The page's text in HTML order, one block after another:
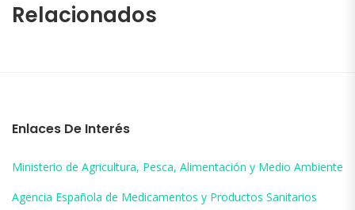
Relacionados
Enlaces De Interés
Ministerio de Agricultura, Pesca, Alimentación y Medio Ambiente
Agencia Española de Medicamentos y Productos Sanitarios